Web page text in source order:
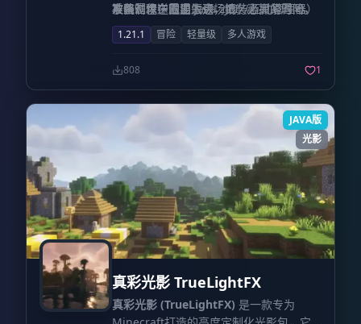
被强制传送回出生点，请务必抓紧时间。
攻略过程中遭遇瓶颈，JEI（互动管理器）
将是您最忠实的指南针。
准备？现在就加入这场银装素裹的冒险，
尽情检验并磨砺您的顶级生存技能吧！
系统需求：需要 Java 21。
1.21.1 冒险 轻量级 多人游戏
808 1
JAVA版
光影
真彩光影 TrueLightFX
真彩光影 (TrueLightFX) 是一款专为